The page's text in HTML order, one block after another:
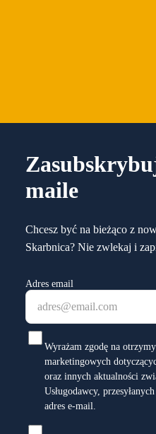
maile
Chcesz być na bieżąco z
Skarbnica? Nie zwlekaj i
Adres email
Wyrażam zgodę na
marketingowych
oraz innych aktualności
Usługodawcy,
adres e-mail.